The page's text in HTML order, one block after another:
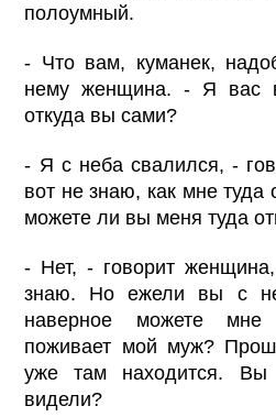
полоумный.
- Что вам, куманек,
нему женщина. - Я вас
откуда вы сами?
- Я с неба свалился, -
вот не знаю, как мне туда
можете ли вы меня туда
- Нет, - говорит
знаю. Но ежели вы с
наверное можете мне
поживает мой муж?
уже там находится.
видели?